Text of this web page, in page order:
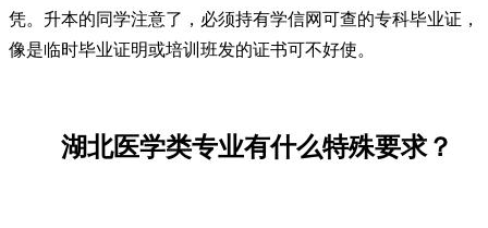
凭。升本的同学注意了，必须持有学信网可查的专科毕业证，
像是临时毕业证明或培训班发的证书可不好使。
湖北医学类专业有什么特殊要求？